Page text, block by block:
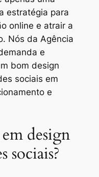
estratégia para
online e atrair a
Nós da Agência
e
bom design
sociais em
e
design
sociais?